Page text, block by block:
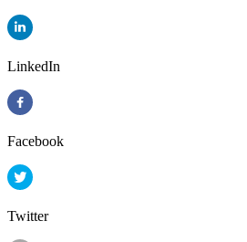
LinkedIn
Facebook
Twitter